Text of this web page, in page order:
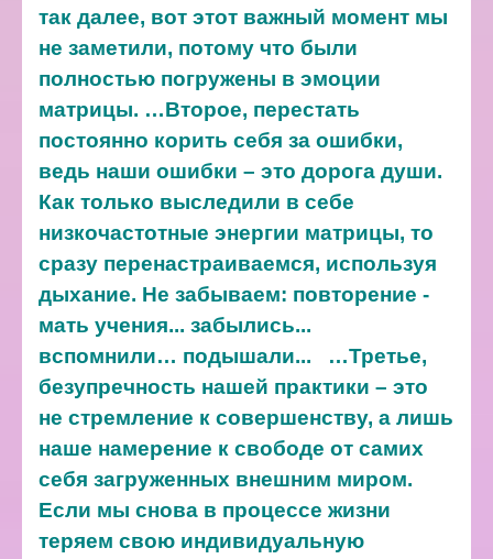
так далее, вот этот важный момент мы
не заметили, потому что были
полностью погружены в эмоции
матрицы. …Второе, перестать
постоянно корить себя за ошибки,
ведь наши ошибки – это дорога души.
Как только выследили в себе
низкочастотные энергии матрицы, то
сразу перенастраиваемся, используя
дыхание. Не забываем: повторение -
мать учения... забылись...
вспомнили… подышали...
…Третье,
безупречность нашей практики – это
не стремление к совершенству, а лишь
наше намерение к свободе от самих
себя загруженных внешним миром.
Если мы снова в процессе жизни
теряем свою индивидуальную